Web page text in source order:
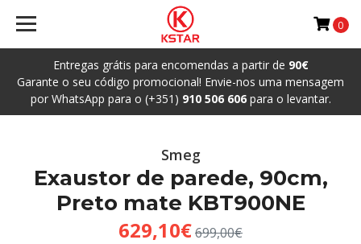
Entregas grátis para encomendas a partir de 90€
Garante o seu código promocional! Envie-nos uma mensagem
por WhatsApp para o (+351) 910 506 606para o levantar.
0
Smeg
Exaustor de parede, 90cm,
Preto mate KBT900NE
629,10€699,00€